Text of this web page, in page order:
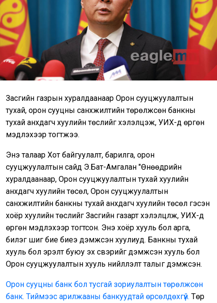
Засгийн газрын хуралдаанаар Орон сууцжуулалтын
тухай, орон сууцны санхүүжилтийн төрөлжсөн банкны
тухай анхдагч хуулийн төслийг хэлэлцэж, УИХ-д өргөн
мэдүүлэхээр тогтжээ.
Энэ талаар Хот байгуулалт, барилга, орон
сууцжуулалтын сайд Э.Бат-Амгалан "Өнөөдрийн
хуралдаанаар, Орон сууцжуулалтын тухай хуулийн
анхдагч хуулийн төсөл, Орон сууцжуулалтын
санхүүжилтийн банкны тухай анхдагч хуулийн төсөл гэсэн
хоёр хуулийн төслийг Засгийн газарт хэлэлцүүлж, УИХ-д
өргөн мэдүүлэхээр тогтсон. Энэ хоёр хууль бол арга,
билэг шиг бие биеэ дэмжсэн хуулиуд. Банкны тухай
хууль бол эрэлт буюу эх үүсвэрийг дэмжсэн хууль бол
Орон сууцжуулалтын хууль нийлүүлэлт талыг дэмжсэн.
Орон сууцны банк бол тусгай зориулалтын төрөлжсөн
банк. Тиймээс арилжааны банкуудтай өрсөлдөхгүй. Төр